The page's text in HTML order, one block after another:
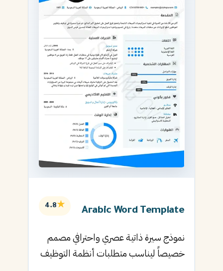
Arabic Word Template
★
4.8
نموذج سيرة ذاتية عصري واحترافي مصمم
خصيصاً ليناسب متطلبات أنظمة التوظيف